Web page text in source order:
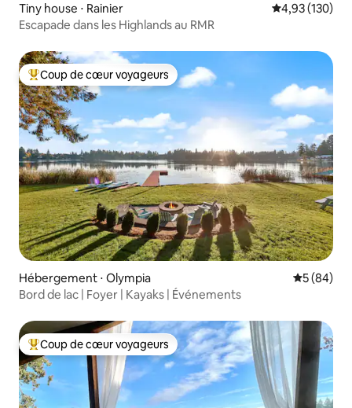
Tiny house ⋅ Rainier Évaluation
4,93 (130)
Escapade dans les Highlands au RMR
Coups de cœur voyageurs les plus appréciés
Coup de cœur voyageurs
Hébergement ⋅ Olympia
5 (84)
Bord de lac | Foyer | Kayaks | Événements
Coups de cœur voyageurs les plus appréciés
Coup de cœur voyageurs